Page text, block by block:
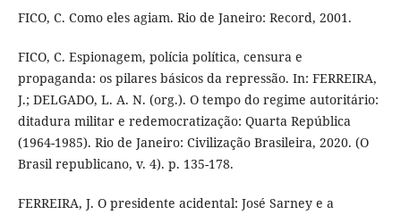
FICO, C. Como eles agiam. Rio de Janeiro: Record, 2001.
FICO, C. Espionagem, polícia política, censura e
propaganda: os pilares básicos da repressão. In: FERREIRA,
J.; DELGADO, L. A. N. (org.). O tempo do regime autoritário:
ditadura militar e redemocratização: Quarta República
(1964-1985). Rio de Janeiro: Civilização Brasileira, 2020. (O
Brasil republicano, v. 4). p. 135-178.
FERREIRA, J. O presidente acidental: José Sarney e a